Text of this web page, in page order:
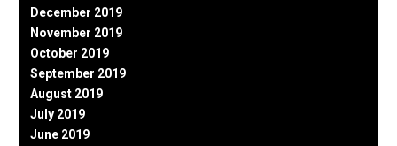
December 2019
November 2019
October 2019
September 2019
August 2019
July 2019
June 2019